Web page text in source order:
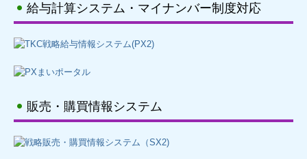
給与計算システム・マイナンバー制度対応
販売・購買情報システム